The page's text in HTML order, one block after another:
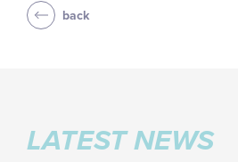
back
LATEST NEWS